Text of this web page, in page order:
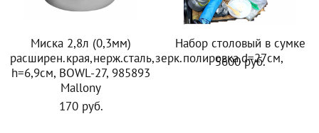
Миска 2,8л (0,3мм)
расширен.края,нерж.сталь,зерк.полировка,d=27см,
h=6,9см, BOWL-27, 985893
Mallony
170 руб.
Набор столовый в сумке
5600 руб.